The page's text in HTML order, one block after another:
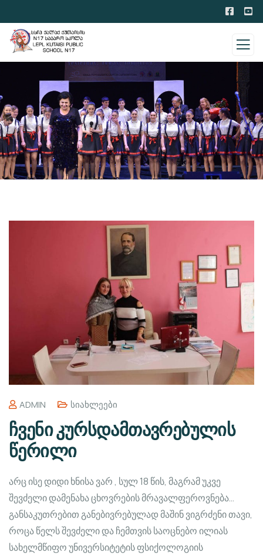
ADMIN Სიახლეები
ჩვენი კურსდამთავრებულის
წერილი
არც ისე დიდი ხნისა ვარ , სულ 18 წის, მაგრამ უკვე
შევძელი დამენახა ცხოვრების მრავალფეროვნება…
განსაკუთრებით განებივრებულად მაშინ ვიგრძენი თავი,
როცა წელს შევძელი და ჩემთვის საოცნებო ილიას
სახელმწიფო უნივერსიტეტის ფსიქოლოგიის